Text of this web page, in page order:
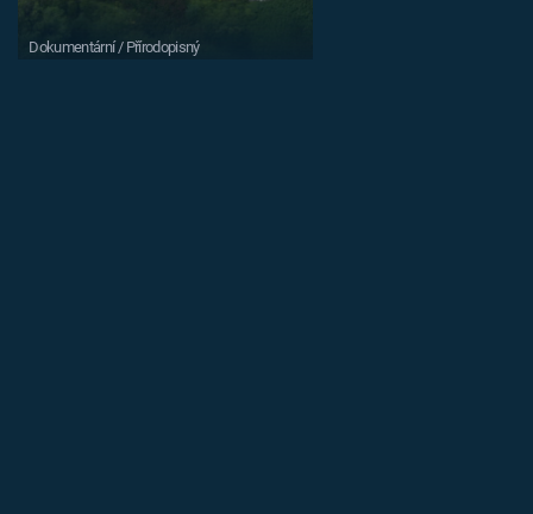
Dokumentární / Přírodopisný